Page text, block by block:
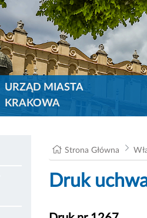
URZĄD MIASTA
KRAKOWA
Strona Główna
Druk